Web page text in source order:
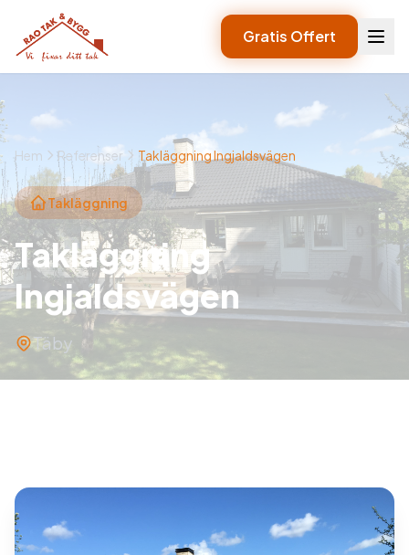
Gratis Offert
Hem Referenser Takläggning Ingjaldsvägen
Takläggning
Takläggning
Ingjaldsvägen
Täby